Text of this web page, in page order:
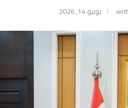
يونيو 14, 2026